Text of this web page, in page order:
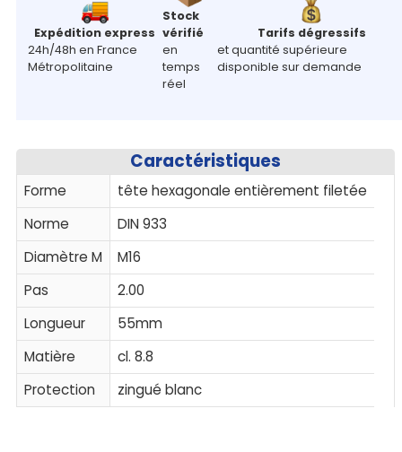
Expédition express
24h/48h en France
Métropolitaine
Stock
vérifié
en
temps
réel
Tarifs dégressifs
et quantité supérieure
disponible sur demande
Caractéristiques
Forme
tête hexagonale entièrement filetée
Norme
DIN 933
Diamètre M
M16
Pas
2.00
Longueur
55mm
Matière
cl. 8.8
Protection
zingué blanc